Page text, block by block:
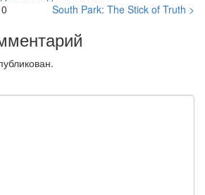
South Park: The Stick of Truth >